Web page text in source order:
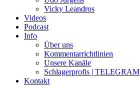
Vicky Leandros
Videos
Podcast
Info
Über uns
Kommentarrichtlinien
Unsere Kanäle
Schlagerprofis | TELEGRAM
Kontakt